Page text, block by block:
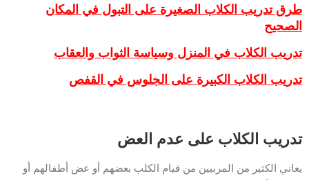
طرق تدريب الكلاب الصغيرة على التبول في المكان
الصحيح
تدريب الكلاب في المنزل وسياسة الثواب والعقاب
تدريب الكلاب الكبيرة على الجلوس في القفص
تدريب الكلاب على عدم العض
يعاني الكثير من المربيين من قيام الكلب بعضهم أو عض أطفالهم أو